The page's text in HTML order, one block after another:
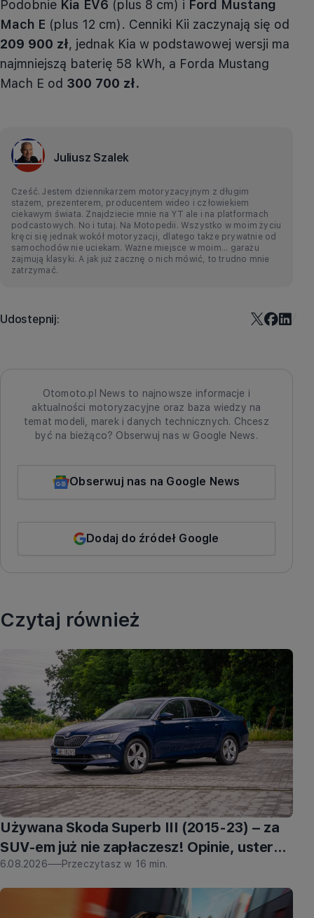
Podobnie Kia EV6 (plus 8 cm) i Ford Mustang
Mach E (plus 12 cm). Cenniki Kii zaczynają się od
209 900 zł, jednak Kia w podstawowej wersji ma
najmniejszą baterię 58 kWh, a Forda Mustang
Mach E od 300 700 zł.
Juliusz Szalek
Cześć. Jestem dziennikarzem motoryzacyjnym z długim
stażem, prezenterem, producentem wideo i człowiekiem
ciekawym świata. Znajdziecie mnie na YT ale i na platformach
podcastowych. No i tutaj. Na Motopedii. Wszystko w moim życiu
kręci się jednak wokół motoryzacji, dlatego także prywatnie od
samochodów nie uciekam. Ważne miejsce w moim... garażu
zajmują klasyki. A jak już zacznę o nich mówić, to trudno mnie
zatrzymać.
Udostepnij:
Otomoto.pl News to najnowsze informacje i
aktualności motoryzacyjne oraz baza wiedzy na
temat modeli, marek i danych technicznych. Chcesz
być na bieżąco? Obserwuj nas w Google News.
Obserwuj nas na Google News
Dodaj do źródeł Google
Czytaj również
Używana Skoda Superb III (2015-23) – za
SUV-em już nie zapłaczesz! Opinie, usterki,
jaki silnik wybrać?
6.08.2026 Przeczytasz w 16 min.